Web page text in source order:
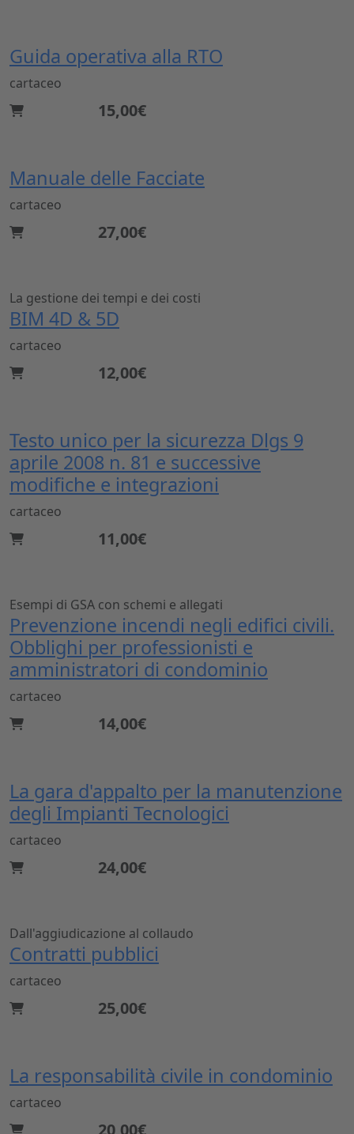
Guida operativa alla RTO
cartaceo
15,00€
Manuale delle Facciate
cartaceo
27,00€
La gestione dei tempi e dei costi
BIM 4D & 5D
cartaceo
12,00€
Testo unico per la sicurezza Dlgs 9
aprile 2008 n. 81 e successive
modifiche e integrazioni
cartaceo
11,00€
Esempi di GSA con schemi e allegati
Prevenzione incendi negli edifici civili.
Obblighi per professionisti e
amministratori di condominio
cartaceo
14,00€
La gara d'appalto per la manutenzione
degli Impianti Tecnologici
cartaceo
24,00€
Dall'aggiudicazione al collaudo
Contratti pubblici
cartaceo
25,00€
La responsabilità civile in condominio
cartaceo
20,00€